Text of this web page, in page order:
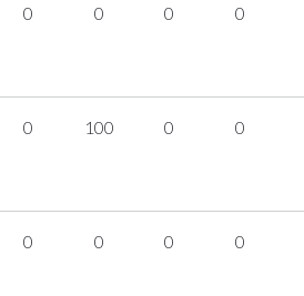
0 0 0 0
0 100 0 0
0 0 0 0